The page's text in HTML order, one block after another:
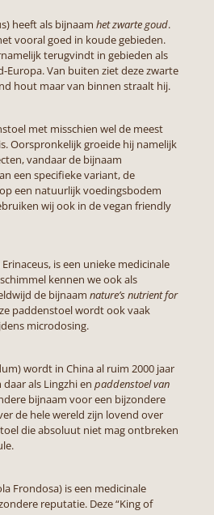
heeft als bijnaam het zwarte goud.
vooral goed in koude gebieden.
terugvindt in gebieden als
Europa. Van buiten ziet deze zwarte
hout maar van binnen straalt hij.
met misschien wel de meest
Oorspronkelijk groeide hij namelijk
vandaar de bijnaam
een specifieke variant, de
een natuurlijk voedingsbodem
wij ook in de vegan friendly
is een unieke medicinale
kennen we ook als
de bijnaam nature’s nutrient for
paddenstoel wordt ook vaak
microdosing.
wordt in China al ruim 2000 jaar
als Lingzhi en paddenstoel van
bijnaam voor een bijzondere
de hele wereld zijn lovend over
die absoluut niet mag ontbreken
Frondosa) is een medicinale
reputatie. Deze “King of